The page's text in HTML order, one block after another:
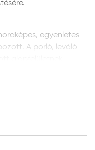
egyenletes
A porló, leváló
legyen min. vH
a